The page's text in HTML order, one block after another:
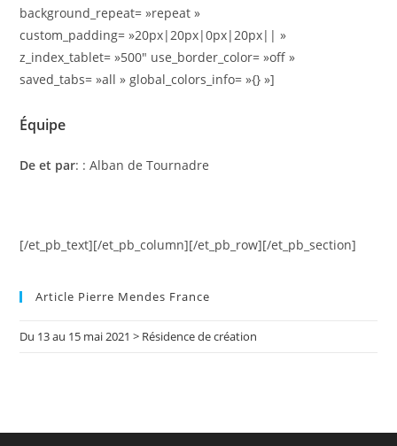
background_repeat= »repeat »
custom_padding= »20px|20px|0px|20px|| »
z_index_tablet= »500″ use_border_color= »off »
saved_tabs= »all » global_colors_info= »{} »]
Équipe
De et par: : Alban de Tournadre
[/et_pb_text][/et_pb_column][/et_pb_row][/et_pb_section]
Article Pierre Mendes France
Du 13 au 15 mai 2021 > Résidence de création